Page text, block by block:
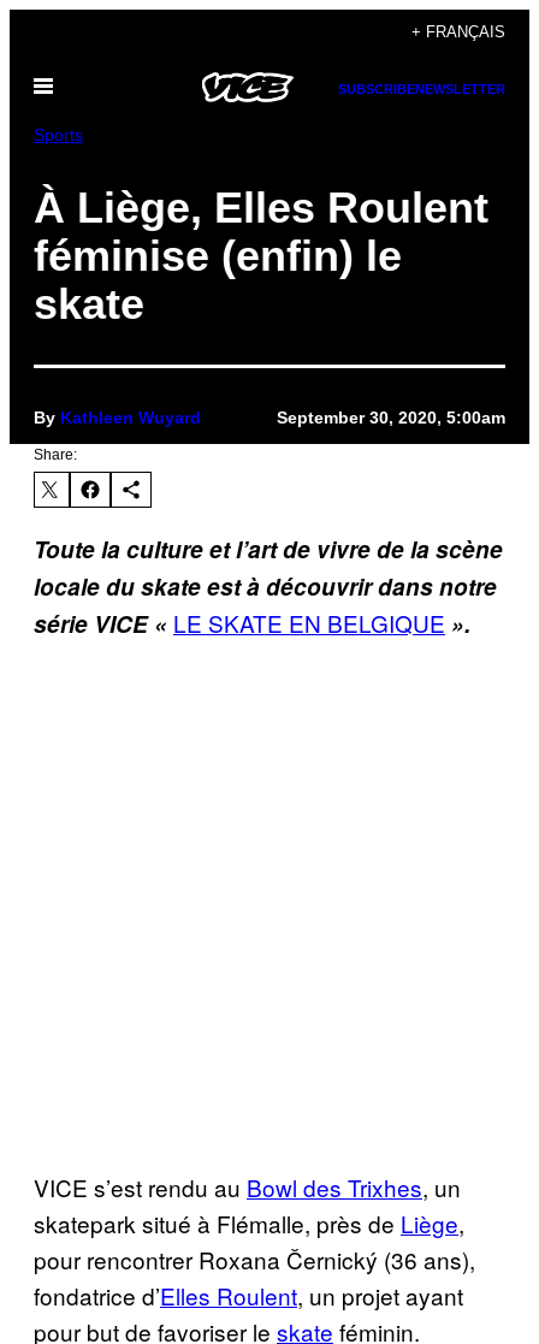
content
+ FRANÇAIS
Open
SUBSCRIBENEWSLETTER
Sports
À Liège, Elles Roulent
féminise (enfin) le
skate
By Kathleen Wuyard September 30, 2020, 5:00am
Share:
Toute la culture et l’art de vivre de la scène
locale du skate est à découvrir dans notre
série VICE « LE SKATE EN BELGIQUE ».
VICE s’est rendu au Bowl des Trixhes, un
skatepark situé à Flémalle, près de Liège,
pour rencontrer Roxana Černický (36 ans),
fondatrice d’Elles Roulent, un projet ayant
pour but de favoriser le skate féminin.